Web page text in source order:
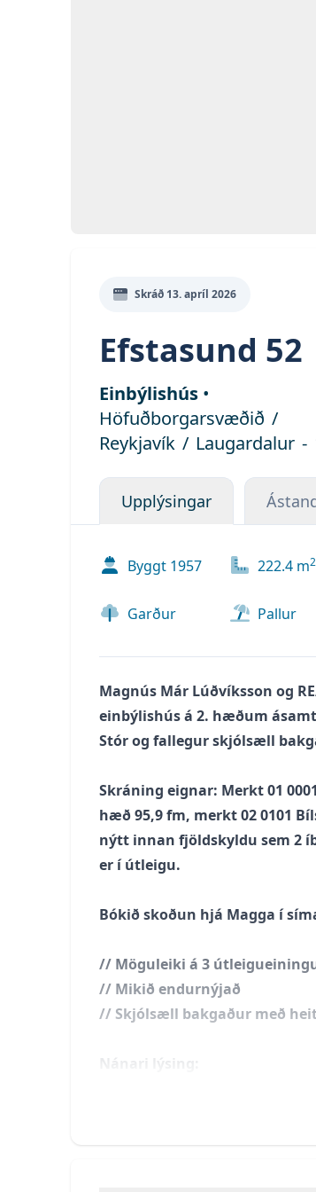
Skráð 13. apríl 2026
Efstasund 52
Einbýlishús •
Höfuðborgarsvæðið /
Reykjavík / Laugardalur -
Upplýsingar
Byggt 1957 222.4 m2
Garður Pallur
Magnús Már Lúðvíksson og
einbýlishús á 2. hæðum
Stór og fallegur skjólsæll
Skráning eignar: Merkt 01
hæð 95,9 fm, merkt 02 0101
nýtt innan fjöldskyldu sem 2
er í útleigu.
Bókið skoðun hjá Magga í
// Möguleiki á 3
// Mikið endurnýjað
// Skjólsæll bakgaður með
Nánari lýsing: